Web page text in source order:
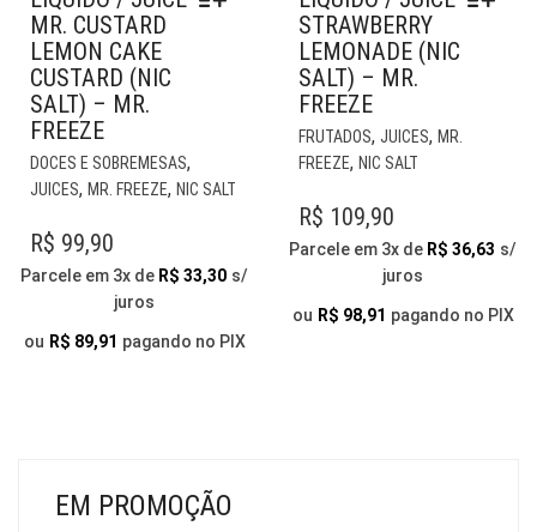
MR. CUSTARD
LEMON CAKE
CUSTARD (NIC
SALT) – MR.
FREEZE
DOCES E SOBREMESAS,
JUICES, MR. FREEZE, NIC SALT
VARIANTES.
AS
OPÇÕES
PODEM
R$ 99,90
Parcele em 3x de R$ 33,30 s/
juros
ou R$ 89,91 pagando no PIX
STRAWBERRY
LEMONADE (NIC
SALT) – MR.
FREEZE
FRUTADOS, JUICES, MR.
FREEZE, NIC SALT
AS
R$ 109,90
Parcele em 3x de R$ 36,63 s/
juros
ou R$ 98,91 pagando no PIX
EM PROMOÇÃO